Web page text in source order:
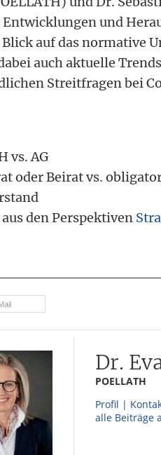
und
auf das normative
auch aktuelle
Streitfragen bei
vs. AG
oder Beirat vs.
den Perspektiven
Dr.
POELLATH
Profil |
alle Beiträge